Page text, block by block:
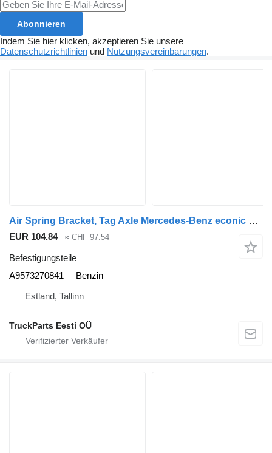
Abonnieren
Indem Sie hier klicken, akzeptieren Sie unsere
Datenschutzrichtlinien und Nutzungsvereinbarungen.
Air Spring Bracket, Tag Axle Mercedes-Benz econic 2628 (01.98-) A9573270841 für Mercedes-Benz Econic (1998-2014) Müllwagen
EUR 104.84 ≈ CHF 97.54
Befestigungsteile
A9573270841
Benzin
Estland, Tallinn
TruckParts Eesti OÜ